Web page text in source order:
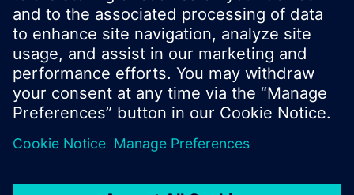
© Siemens Switzerland Ltd. 2018
I prodotti e i pressi possono variare a seconda del